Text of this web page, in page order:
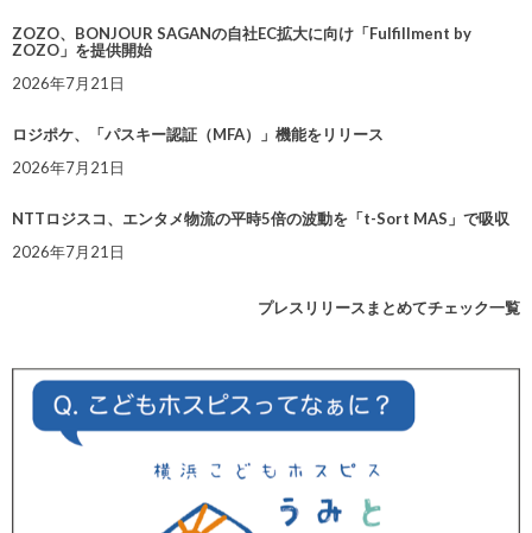
ZOZO、BONJOUR SAGANの自社EC拡大に向け「Fulfillment by
ZOZO」を提供開始
2026年7月21日
ロジポケ、「パスキー認証（MFA）」機能をリリース
2026年7月21日
NTTロジスコ、エンタメ物流の平時5倍の波動を「t-Sort MAS」で吸収
2026年7月21日
プレスリリースまとめてチェック一覧